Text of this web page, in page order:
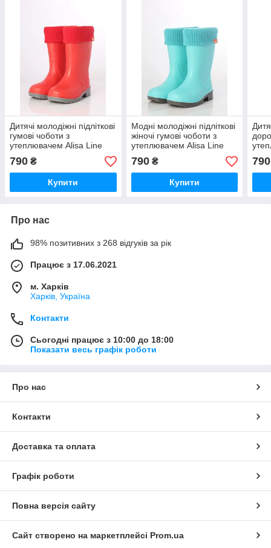
Дитячі молодіжні підліткові
гумові чоботи з
утеплювачем Alisa Line
червоний розміри 24-41
790 ₴
Купити
Модні молодіжні підліткові
жіночі гумові чоботи з
утеплювачем Alisa Line
м'ята розміри 24-41
790₴
Купити
790
Про нас
98% позитивних з 268 відгуків за рік
Працює з 17.06.2021
м. Харків
Харків, Україна
Контакти
Сьогодні працює з 10:00 до 18:00
Показати весь графік роботи
Про нас
Контакти
Доставка та оплата
Графік роботи
Повна версія сайту
Сайт створено на маркетплейсі Prom.ua